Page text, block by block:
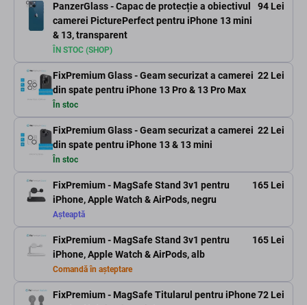
PanzerGlass - Capac de protecție a obiectivul
camerei PicturePerfect pentru iPhone 13 mini
& 13, transparent
94 Lei
ÎN STOC (SHOP)
FixPremium Glass - Geam securizat a camerei
din spate pentru iPhone 13 Pro & 13 Pro Max
22 Lei
În stoc
FixPremium Glass - Geam securizat a camerei
din spate pentru iPhone 13 & 13 mini
22 Lei
În stoc
FixPremium - MagSafe Stand 3v1 pentru
iPhone, Apple Watch & AirPods, negru
165 Lei
Așteaptă
FixPremium - MagSafe Stand 3v1 pentru
iPhone, Apple Watch & AirPods, alb
165 Lei
Comandă în așteptare
FixPremium - MagSafe Titularul pentru iPhone72 Lei